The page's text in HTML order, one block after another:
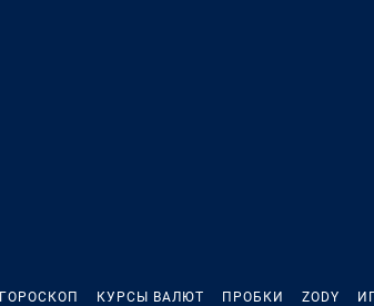
ГОРОСКОП КУРСЫ ВАЛЮТ ПРОБКИ ZODY